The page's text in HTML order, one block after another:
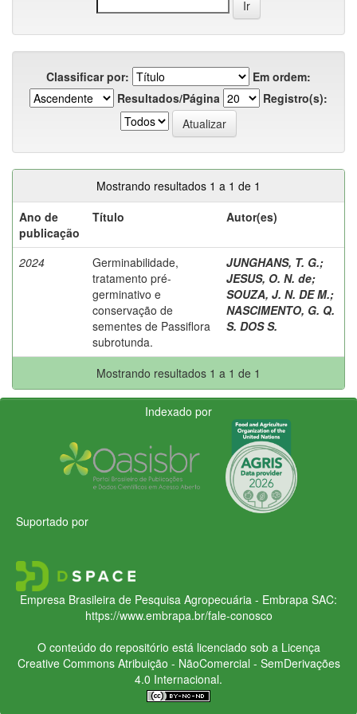
Classificar por:
Em ordem:
Resultados/Página
Registro(s):
Mostrando resultados 1 a 1 de 1
Ano de
publicação
Título Autor(es)
2024
Germinabilidade,
tratamento pré-
germinativo e
conservação de
sementes de Passiflora
subrotunda.
JUNGHANS, T. G.;
JESUS, O. N. de;
SOUZA, J. N. DE M.;
NASCIMENTO, G. Q.
S. DOS S.
Mostrando resultados 1 a 1 de 1
Indexado por
Suportado por
Empresa Brasileira de Pesquisa Agropecuária - Embrapa SAC:
https://www.embrapa.br/fale-conosco
O conteúdo do repositório está licenciado sob a Licença
Creative CommonsAtribuição - NãoComercial - SemDerivações
4.0 Internacional.